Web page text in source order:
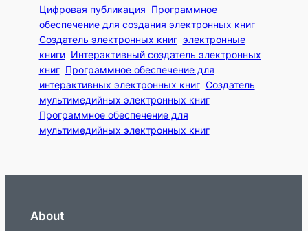
Цифровая публикация Программное
обеспечение для создания электронных книг
Создатель электронных книг электронные
книги Интерактивный создатель электронных
книг Программное обеспечение для
интерактивных электронных книг Создатель
мультимедийных электронных книг
Программное обеспечение для
мультимедийных электронных книг
About